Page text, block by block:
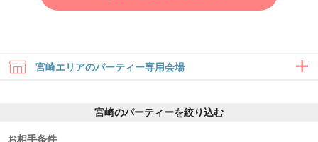
宮崎エリアのパーティー専用会場
宮崎のパーティーを絞り込む
お相手条件